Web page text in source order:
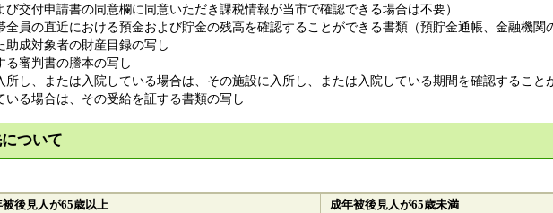
交付申請書の同意欄に同意いただき課税情報が当市で確認できる場合は不要）
全員の直近における預金および貯金の残高を確認することができる書類（預貯金通帳、金融機関
助成対象者の財産目録の写し
る審判書の謄本の写し
所し、または入院している場合は、その施設に入所し、または入院している期間を確認すること
いる場合は、その受給を証する書類の写し
ついて
被後見人が65歳以上
成年被後見人が65歳未満